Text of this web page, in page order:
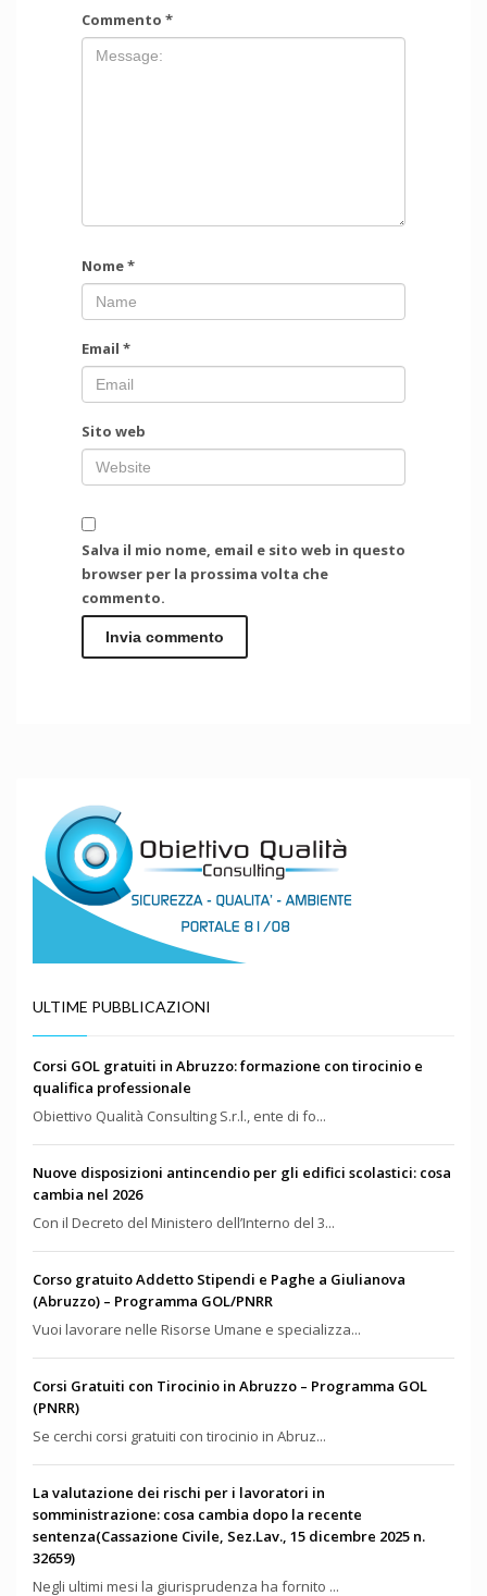
Commento *
Nome*
Email *
Sito web
Salva il mio nome, email e sito web in questo
browser per la prossima volta che
commento.
ULTIME PUBBLICAZIONI
Corsi GOL gratuiti in Abruzzo: formazione con tirocinio e
qualifica professionale
Obiettivo Qualità Consulting S.r.l., ente di fo...
Nuove disposizioni antincendio per gli edifici scolastici: cosa
cambia nel 2026
Con il Decreto del Ministero dell’Interno del 3...
Corso gratuito Addetto Stipendi e Paghe a Giulianova
(Abruzzo) – Programma GOL/PNRR
Vuoi lavorare nelle Risorse Umane e specializza...
Corsi Gratuiti con Tirocinio in Abruzzo – Programma GOL
(PNRR)
Se cerchi corsi gratuiti con tirocinio in Abruz...
La valutazione dei rischi per i lavoratori in
somministrazione: cosa cambia dopo la recente
sentenza(Cassazione Civile, Sez.Lav., 15 dicembre 2025 n.
32659)
Negli ultimi mesi la giurisprudenza ha fornito ...